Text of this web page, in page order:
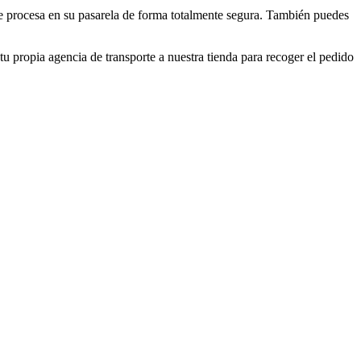
en su pasarela de forma totalmente segura. También puedes
propia agencia de transporte a nuestra tienda para recoger el pedido